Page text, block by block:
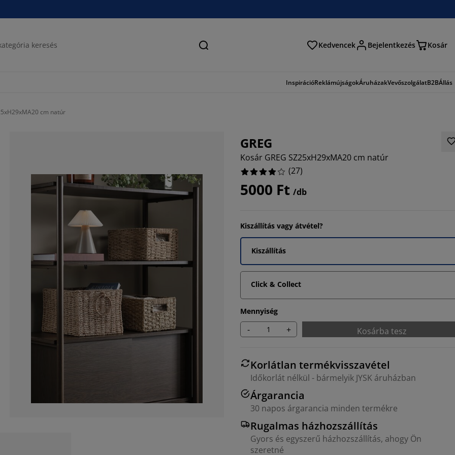
Keresés Kedvencek Bejelentkezés Kosár
InspirációReklámújságokÁruházakVevőszolgálatB2BÁllás
cm natúr
GREG
Kosár GREG SZ25xH29xMA20 cm natúr
(27)
5000 Ft /db
Kiszállítás vagy átvétel?
Kiszállítás
Click & Collect
Mennyiség
- + Kosárba tesz
Korlátlan termékvisszavétel
Időkorlát nélkül - bármelyik JYSK áruházban
Árgarancia
30 napos árgarancia minden termékre
Rugalmas házhozszállítás
Gyors és egyszerű házhozszállítás, ahogy Ön
szeretné
48.148148148148145%
7.4074074074074066%
14.814814814814813%
7.4074074074074066%